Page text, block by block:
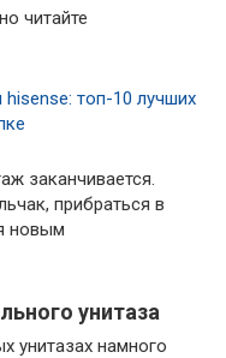
читайте
hisense: топ-10 лучших
заканчивается.
прибраться в
новым
унитаза
унитазах намного